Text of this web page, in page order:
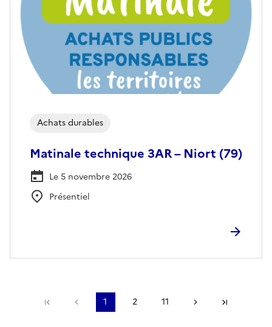
Matinale technique 3AR – Niort (79)
Le 5 novembre 2026
Présentiel
Achats durables
Première pagePage précédente
1 2 11 Page suivante